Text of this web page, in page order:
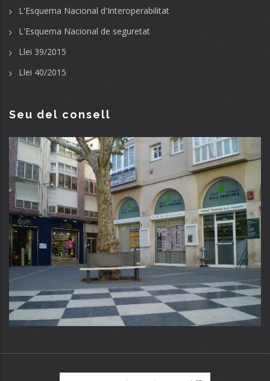
L'Esquema Nacional d'Interoperabilitat
L'Esquema Nacional de seguretat
Llei 39/2015
Llei 40/2015
Seu del consell